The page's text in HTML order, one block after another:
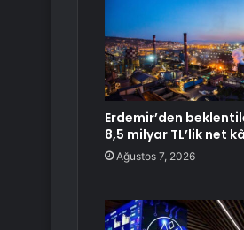
Erdemir’den
8,5 milyar TL’lik net
Ağustos 7, 2026